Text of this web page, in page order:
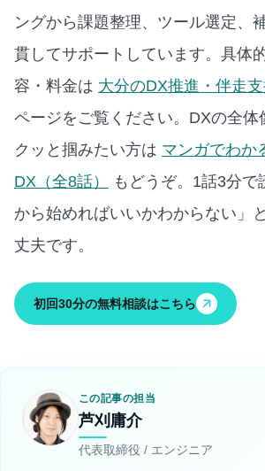
ングから課題整理、ツール選定、
貫してサポートしています。 具体
容・料金は 大分のDX推進・伴走
ページをご覧ください。 DXの全体
クッと掴みたい方は マンガでわか
DX（全8話）
もどうぞ。1話3分で
から始めればいいかわからない」
丈夫です。
初回30分の無料相談はこちら
この記事の担当
芦刈庸介
代表取締役 / エンジニア